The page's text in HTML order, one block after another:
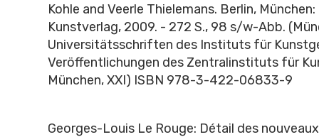
Kohle and Veerle Thielemans. Berlin,
Kunstverlag, 2009. - 272 S., 98 s/w-Abb.
Universitätsschriften des Instituts für
Veröffentlichungen des Zentralinstituts für
München, XXI) ISBN 978-3-422-06833-9
Georges-Louis Le Rouge: Détail des